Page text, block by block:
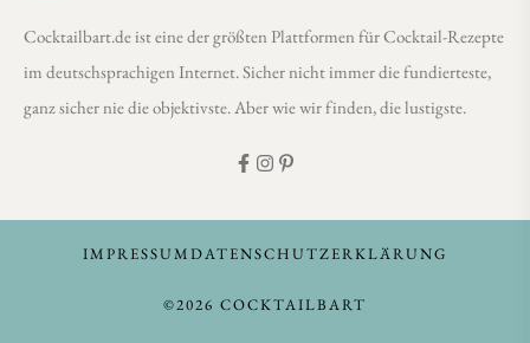
Cocktailbart.de ist eine der größten Plattformen für Cocktail-Rezepte
im deutschsprachigen Internet. Sicher nicht immer die fundierteste,
ganz sicher nie die objektivste. Aber wie wir finden, die lustigste.
IMPRESSUMDATENSCHUTZERKLÄRUNG
©2026 COCKTAILBART